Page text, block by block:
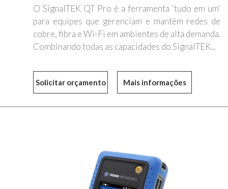
O SignalTEK QT Pro é a ferramenta 'tudo em um'
para equipes que gerenciam e mantêm redes de
cobre, fibra e Wi-Fi em ambientes de alta demanda.
Combinando todas as capacidades do SignalTEK...
Mais informações